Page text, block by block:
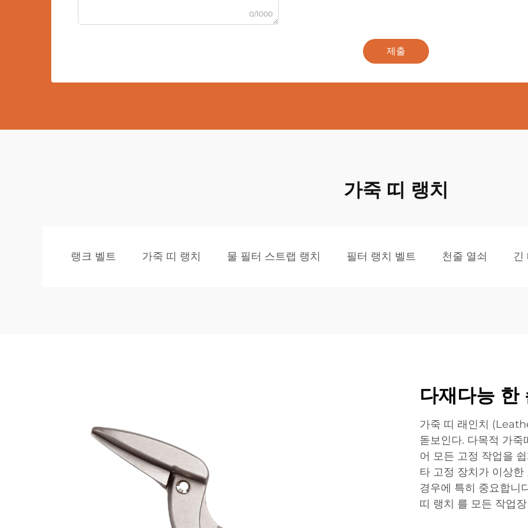
0/1000
제출
가죽 띠 랭치
랭크 벨트 가죽 띠 랭치 물 필터 스트랩 랭치 필터 랭치 벨트 천줄 열쇠 긴
다재다능 한
가죽 띠 래인치
돋보인다. 다목적 가
어 모든 고정 작업을
타 고정 장치가 이상
경우에 특히 중요합니
띠 랭치 를 모든 작업